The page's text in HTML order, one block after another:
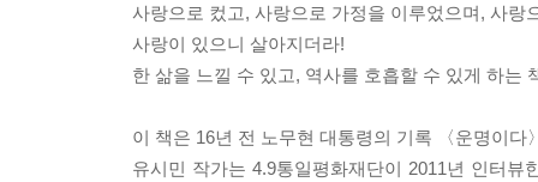
사랑으로 컸고, 사랑으로 가정을 이루었으며, 사
사랑이 있으니 살아지더라!
한 삶을 느낄 수 있고, 역사를 호흡할 수 있게 하는
이 책은 16년 전 노무현 대통령의 기록 〈운명이
유시민 작가는 4.9통일평화재단이 2011년 인터